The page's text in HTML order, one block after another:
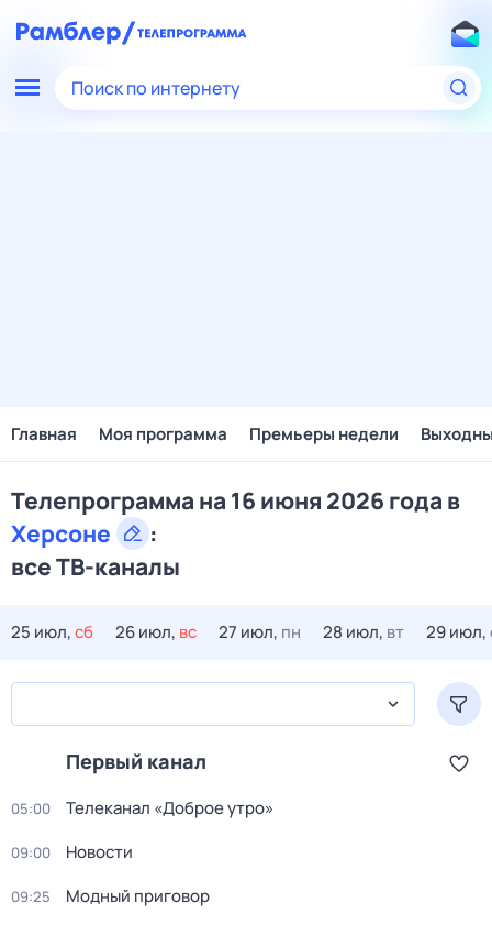
Поиск по интернету
Главная Моя программа Премьеры недели
Телепрограмма на 16 июня 2026 года в
Херсоне
:
все ТВ-каналы
25 июл,сб 26 июл, вс 27 июл, пн 28 июл, вт 29 июл,
Первый канал
05:00 Телеканал «Доброе утро»
09:00 Новости
09:25 Модный приговор